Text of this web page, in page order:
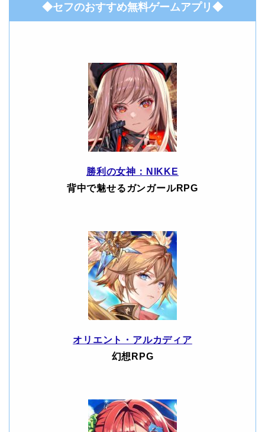
◆セフのおすすめ無料ゲームアプリ◆
勝利の女神：NIKKE
背中で魅せるガンガールRPG
オリエント・アルカディア
幻想RPG